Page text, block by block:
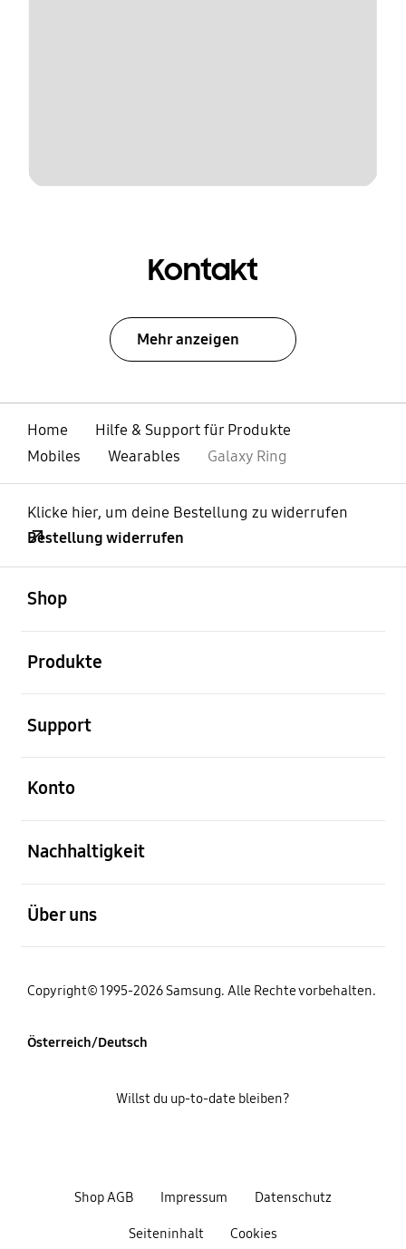
Kontakt
Mehr anzeigen
Home
Hilfe & Support für Produkte
Mobiles
Wearables Galaxy Ring
Klicke hier, um deine Bestellung zu widerrufen
Bestellung widerrufen
Shop
Produkte
Support
Konto
Nachhaltigkeit
Über uns
Copyright© 1995-2026 Samsung. Alle Rechte vorbehalten.
Österreich/Deutsch
Shop AGB Impressum Datenschutz
Seiteninhalt Cookies
Willst du up-to-date bleiben?